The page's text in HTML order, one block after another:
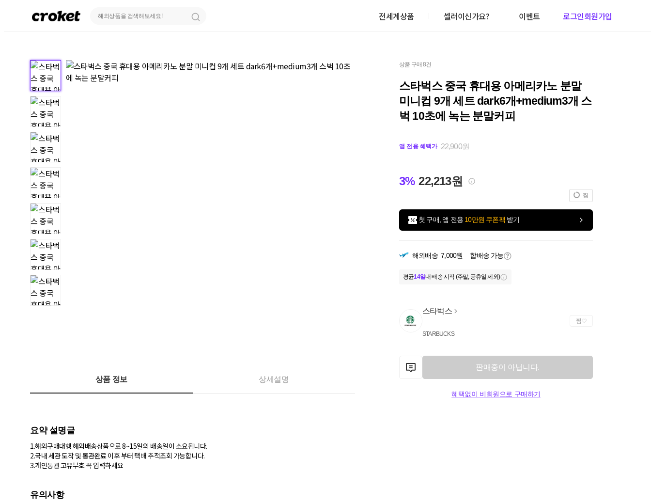
전세계상품 셀러이신가요? 이벤트 로그인회원가입
상품 구매 8건
스타벅스 중국 휴대용 아메리카노 분말
미니컵 9개 세트 dark6개+medium3개 스
벅 10초에 녹는 분말커피
앱 전용 혜택가 22,900원
3% 22,213원
찜
첫 구매, 앱 전용 10만원 쿠폰팩 받기
해외배송 7,000원 합배송 가능
평균14일내 배송 시작 (주말, 공휴일 제외)
스타벅스
STARBUCKS
찜
판매중이 아닙니다.
혜택없이 비회원으로 구매하기
상품 정보 상세설명
요약 설명글
1.해외구매대행 해외배송상품으로 8~15일의 배송일이 소요됩니다.
2.국내 세관 도착 및 통관완료 이후 부터 택배 추적조회 가능합니다.
3.개인통관 고유부호 꼭 입력하세요
유의사항